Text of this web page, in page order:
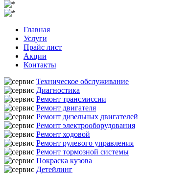
Главная
Услуги
Прайс лист
Акции
Контакты
Техническое обслуживание
Диагностика
Ремонт трансмиссии
Ремонт двигателя
Ремонт дизельных двигателей
Ремонт электрооборудования
Ремонт ходовой
Ремонт рулевого управления
Ремонт тормозной системы
Покраска кузова
Детейлинг